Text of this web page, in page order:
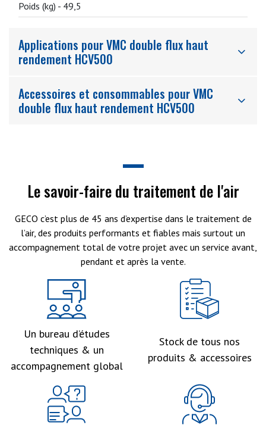
Poids (kg) - 49,5
Applications pour VMC double flux haut
rendement HCV500
Accessoires et consommables pour VMC
double flux haut rendement HCV500
Le savoir-faire du traitement de l'air
GECO c’est plus de 45 ans d’expertise dans le traitement de
l’air, des produits performants et fiables mais surtout un
accompagnement total de votre projet avec un service avant,
pendant et après la vente.
Un bureau d’études
techniques & un
accompagnement global
Stock de tous nos
produits & accessoires